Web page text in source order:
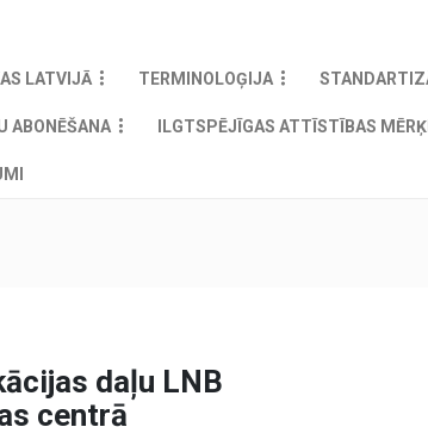
LATVIJĀ TERMINOLOĢIJA
ABONĒŠANA ILGTSPĒJĪGAS ATTĪSTĪBAS MĒRĶI
daļu LNB
centrā